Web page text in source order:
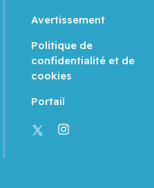
Avertissement
Politique de
confidentialité et de
cookies
Portail